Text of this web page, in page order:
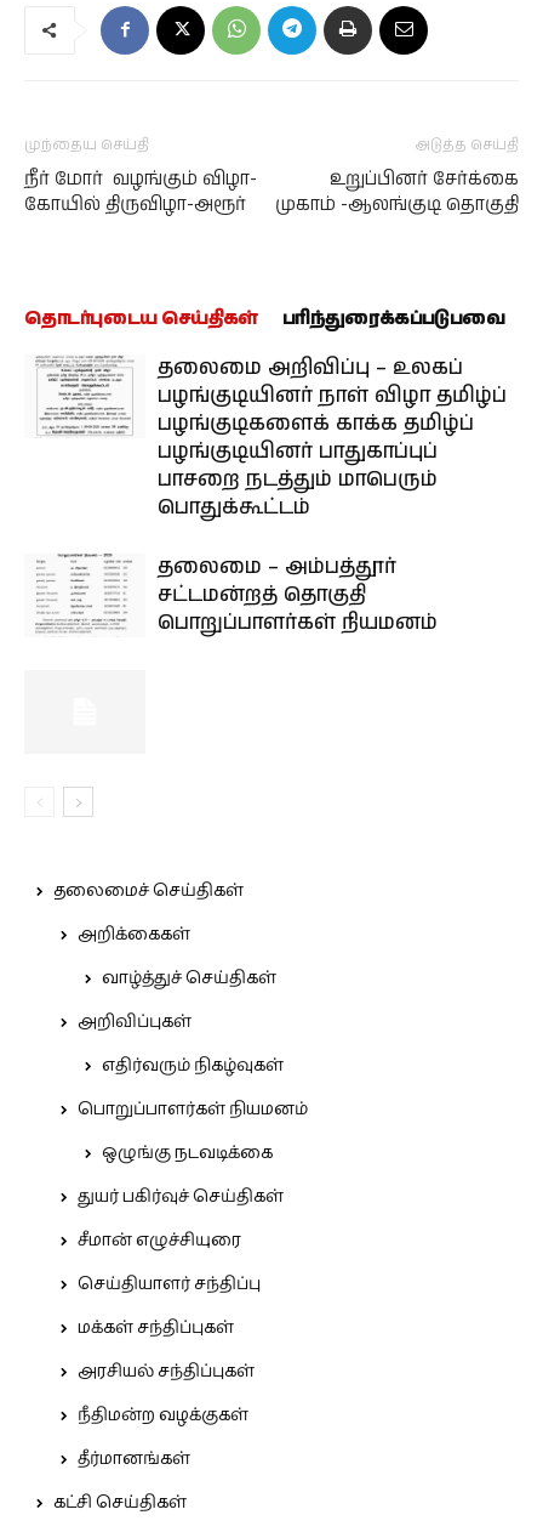
முந்தைய செய்தி
நீர் மோர் வழங்கும் விழா-
கோயில் திருவிழா-அரூர்
அடுத்த செய்தி
உறுப்பினர் சேர்க்கை
முகாம் -ஆலங்குடி தொகுதி
தொடர்புடைய செய்திகள் பரிந்துரைக்கப்படுபவை
தலைமை அறிவிப்பு – உலகப்
பழங்குடியினர் நாள் விழா தமிழ்ப்
பழங்குடிகளைக் காக்க தமிழ்ப்
பழங்குடியினர் பாதுகாப்புப்
பாசறை நடத்தும் மாபெரும்
பொதுக்கூட்டம்
தலைமை – அம்பத்தூர்
சட்டமன்றத் தொகுதி
பொறுப்பாளர்கள் நியமனம்
தலைமைச் செய்திகள்
அறிக்கைகள்
வாழ்த்துச் செய்திகள்
அறிவிப்புகள்
எதிர்வரும் நிகழ்வுகள்
பொறுப்பாளர்கள் நியமனம்
ஒழுங்கு நடவடிக்கை
துயர் பகிர்வுச் செய்திகள்
சீமான் எழுச்சியுரை
செய்தியாளர் சந்திப்பு
மக்கள் சந்திப்புகள்
அரசியல் சந்திப்புகள்
நீதிமன்ற வழக்குகள்
தீர்மானங்கள்
கட்சி செய்திகள்